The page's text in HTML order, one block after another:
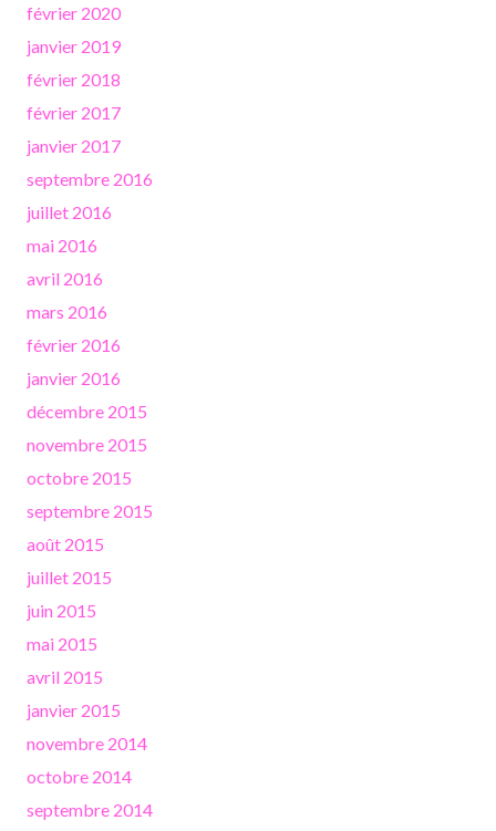
février 2020
janvier 2019
février 2018
février 2017
janvier 2017
septembre 2016
juillet 2016
mai 2016
avril 2016
mars 2016
février 2016
janvier 2016
décembre 2015
novembre 2015
octobre 2015
septembre 2015
août 2015
juillet 2015
juin 2015
mai 2015
avril 2015
janvier 2015
novembre 2014
octobre 2014
septembre 2014